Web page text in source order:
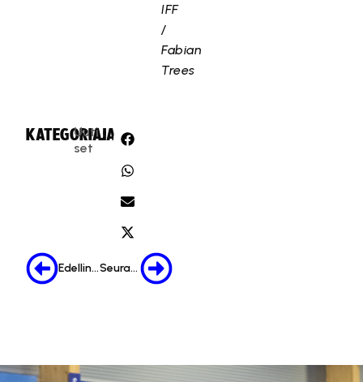
IFF
/
Fabian
Trees
KATEGORIA:
Uuti
set
JAA:
Edellinen Seuraava